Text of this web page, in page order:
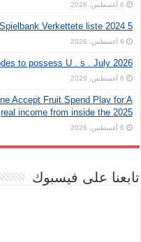
6 أغسطس، 2026
5 Eur Einzahlen Spielbank Verkettete liste 2024
6 أغسطس، 2026
to possess U . s . July 2026
6 أغسطس، 2026
Accept Fruit Spend Play for A
real income from inside the 2025
6 أغسطس، 2026
تابعنا على فيسبوك